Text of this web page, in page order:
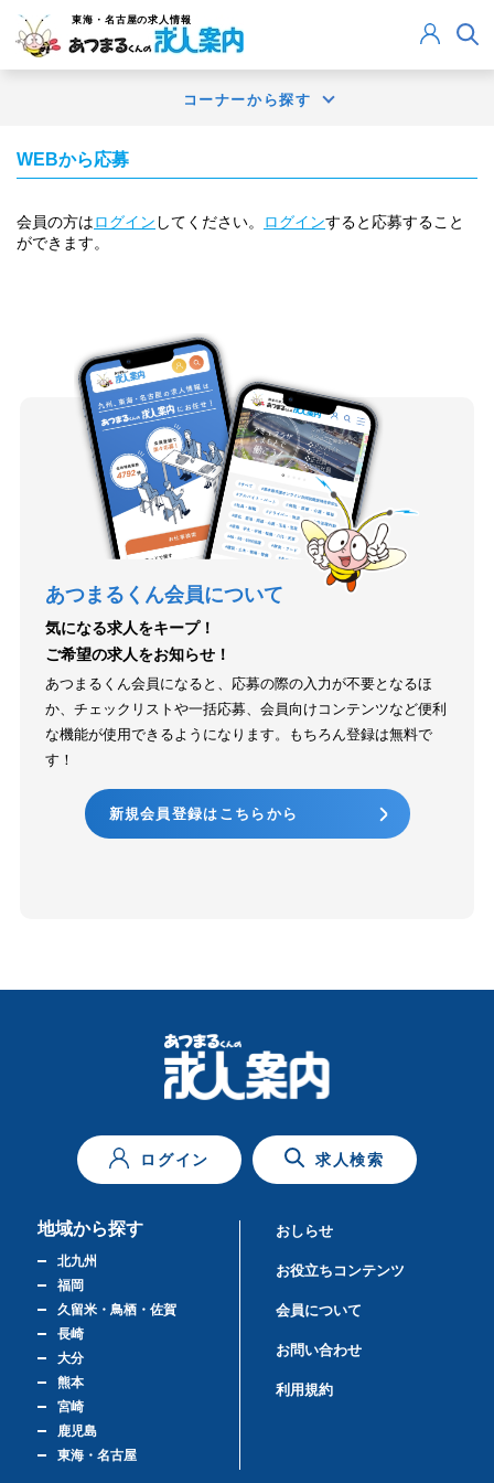
東海・名古屋の求人情報
コーナーから探す
WEBから応募
会員の方はログイン してください。 ログインすると応募すること
ができます。
あつまるくん会員について
気になる求人をキープ！
ご希望の求人をお知らせ！
あつまるくん会員になると、応募の際の入力が不要となるほ
か、チェックリストや一括応募、会員向けコンテンツなど便利
な機能が使用できるようになります。もちろん登録は無料で
す！
新規会員登録はこちらから
ログイン 求人検索
地域から探す
北九州
福岡
久留米・鳥栖・佐賀
長崎
大分
熊本
宮崎
鹿児島
東海・名古屋
おしらせ
お役立ちコンテンツ
会員について
お問い合わせ
利用規約